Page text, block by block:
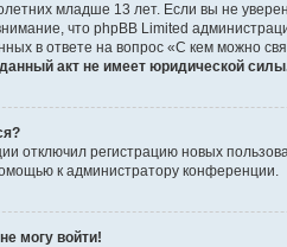
младше 13 лет. Если вы не
что phpBB Limited
в ответе на вопрос «С кем можно
акт не имеет юридической
отключил регистрацию новых
к администратору конференции.
могу войти!